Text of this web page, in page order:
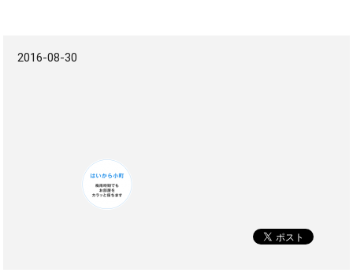
2016-08-30